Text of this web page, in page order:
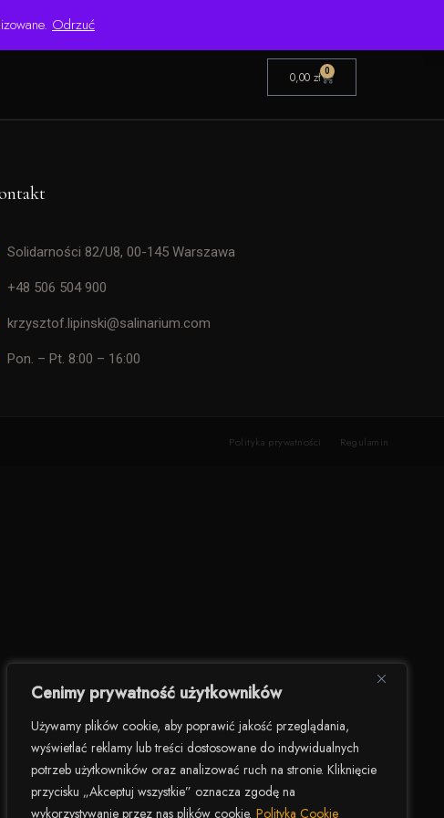
Cenimy prywatność użytkowników
Używamy plików cookie, aby poprawić jakość przeglądania,
wyświetlać reklamy lub treści dostosowane do indywidualnych
potrzeb użytkowników oraz analizować ruch na stronie. Kliknięcie
przycisku „Akceptuj wszystkie” oznacza zgodę na
wykorzystywanie przez nas plików cookie. Polityka Cookie
Odrzuć
0,00 zł 0
Solidarności 82/U8, 00-145 Warszawa
+48 506 504 900
krzysztof.lipinski@salinarium.com
Pon. – Pt. 8:00 – 16:00
Polityka prywatności Regulamin